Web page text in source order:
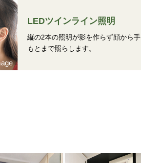
LEDツインライン照明
縦の2本の照明が影を作らず顔から手
もとまで照らします。